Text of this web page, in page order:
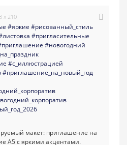
x 210
#яркие #рисованный_стиль
#пригласительные
#новогодний
#с_иллюстрацией
#приглашение_на_новый_год